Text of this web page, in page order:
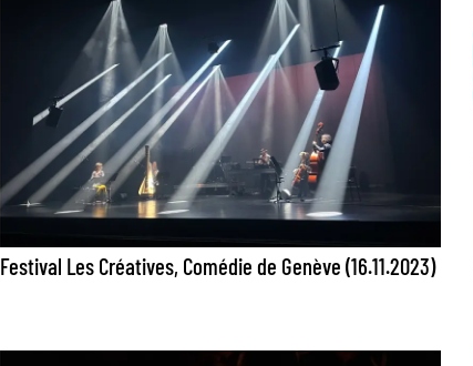
Festival Les Créatives, Comédie de Genève (16.11.2023)